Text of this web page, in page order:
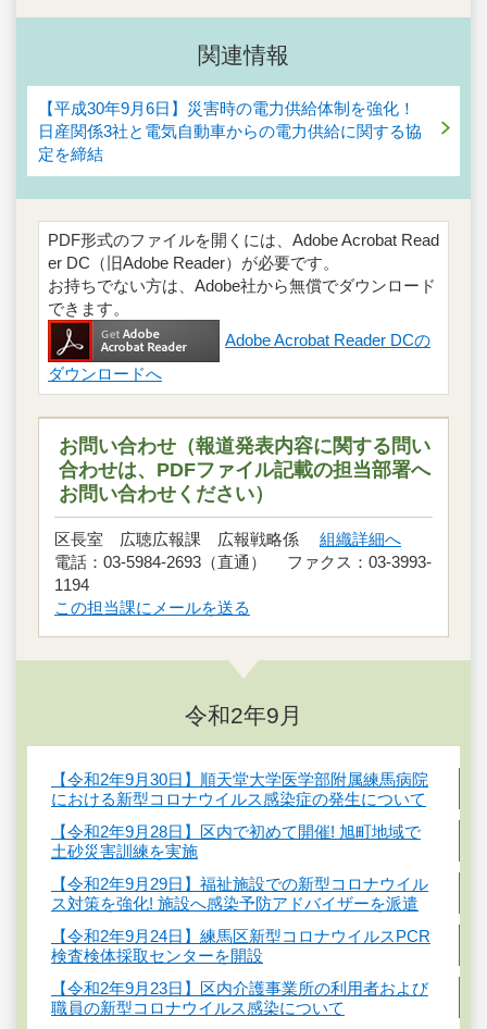
関連情報
【平成30年9月6日】災害時の電力供給体制を強化！
日産関係3社と電気自動車からの電力供給に関する協
定を締結
PDF形式のファイルを開くには、Adobe Acrobat Read
er DC（旧Adobe Reader）が必要です。
お持ちでない方は、Adobe社から無償でダウンロード
できます。
Adobe Acrobat Reader DCの
ダウンロードへ
お問い合わせ（報道発表内容に関する問い
合わせは、PDFファイル記載の担当部署へ
お問い合わせください）
区長室 広聴広報課 広報戦略係 組織詳細へ
電話：03-5984-2693（直通） ファクス：03-3993-
1194
この担当課にメールを送る
令和2年9月
【令和2年9月30日】順天堂大学医学部附属練馬病院
における新型コロナウイルス感染症の発生について
【令和2年9月28日】区内で初めて開催! 旭町地域で
土砂災害訓練を実施
【令和2年9月29日】福祉施設での新型コロナウイル
ス対策を強化! 施設へ感染予防アドバイザーを派遣
【令和2年9月24日】練馬区新型コロナウイルスPCR
検査検体採取センターを開設
【令和2年9月23日】区内介護事業所の利用者および
職員の新型コロナウイルス感染について